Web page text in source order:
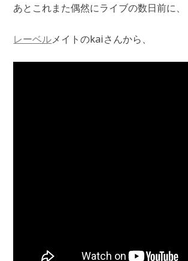
あとこれまた偶然にライブの数日前に、
レーベルメイトのkaiさんから、